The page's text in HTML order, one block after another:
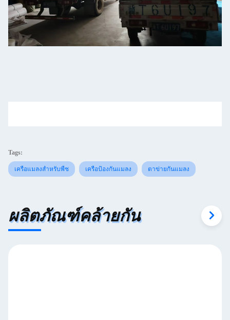
Tags:
เครือแมลงสําหรับพืช เครือป้องกันแมลง ตาข่ายกันแมลง
ผลิตภัณฑ์คล้ายกัน